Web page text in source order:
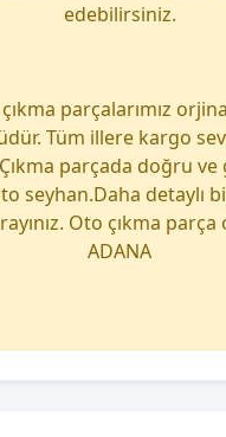
edebilirsiniz.
parçalarımız
Tüm illere kargo
parçada doğru
seyhan.Daha detaylı
Oto çıkma
ADANA